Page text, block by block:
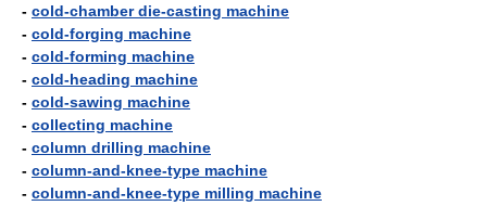
- cold-chamber die-casting machine
- cold-forging machine
- cold-forming machine
- cold-heading machine
- cold-sawing machine
- collecting machine
- column drilling machine
- column-and-knee-type machine
- column-and-knee-type milling machine